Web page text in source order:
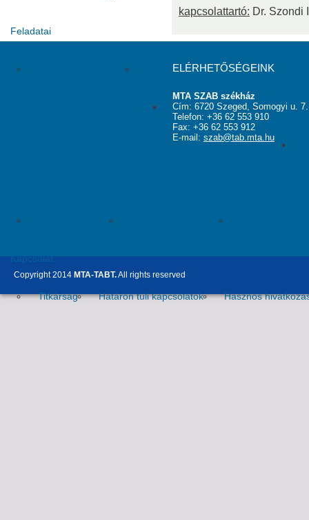
Feladatai
Termek bérbeadása Szálláshely működtetése
Fotók a szobákról
Tudósklub tagdíj Belépés az épületbe
Kapcsolat
Titkárság Határon túli kapcsolatok Hasznos
kapcsolattartó: Dr. Szondi
ELÉRHETŐSÉGEINK
MTA SZAB székház
Cím: 6720 Szeged, Somogyi u. 7.
Telefon: +36 62 553 910
Fax: +36 62 553 912
E-mail: szab@tab.mta.hu
Copyright 2014 MTA-TABT.All rights reserved